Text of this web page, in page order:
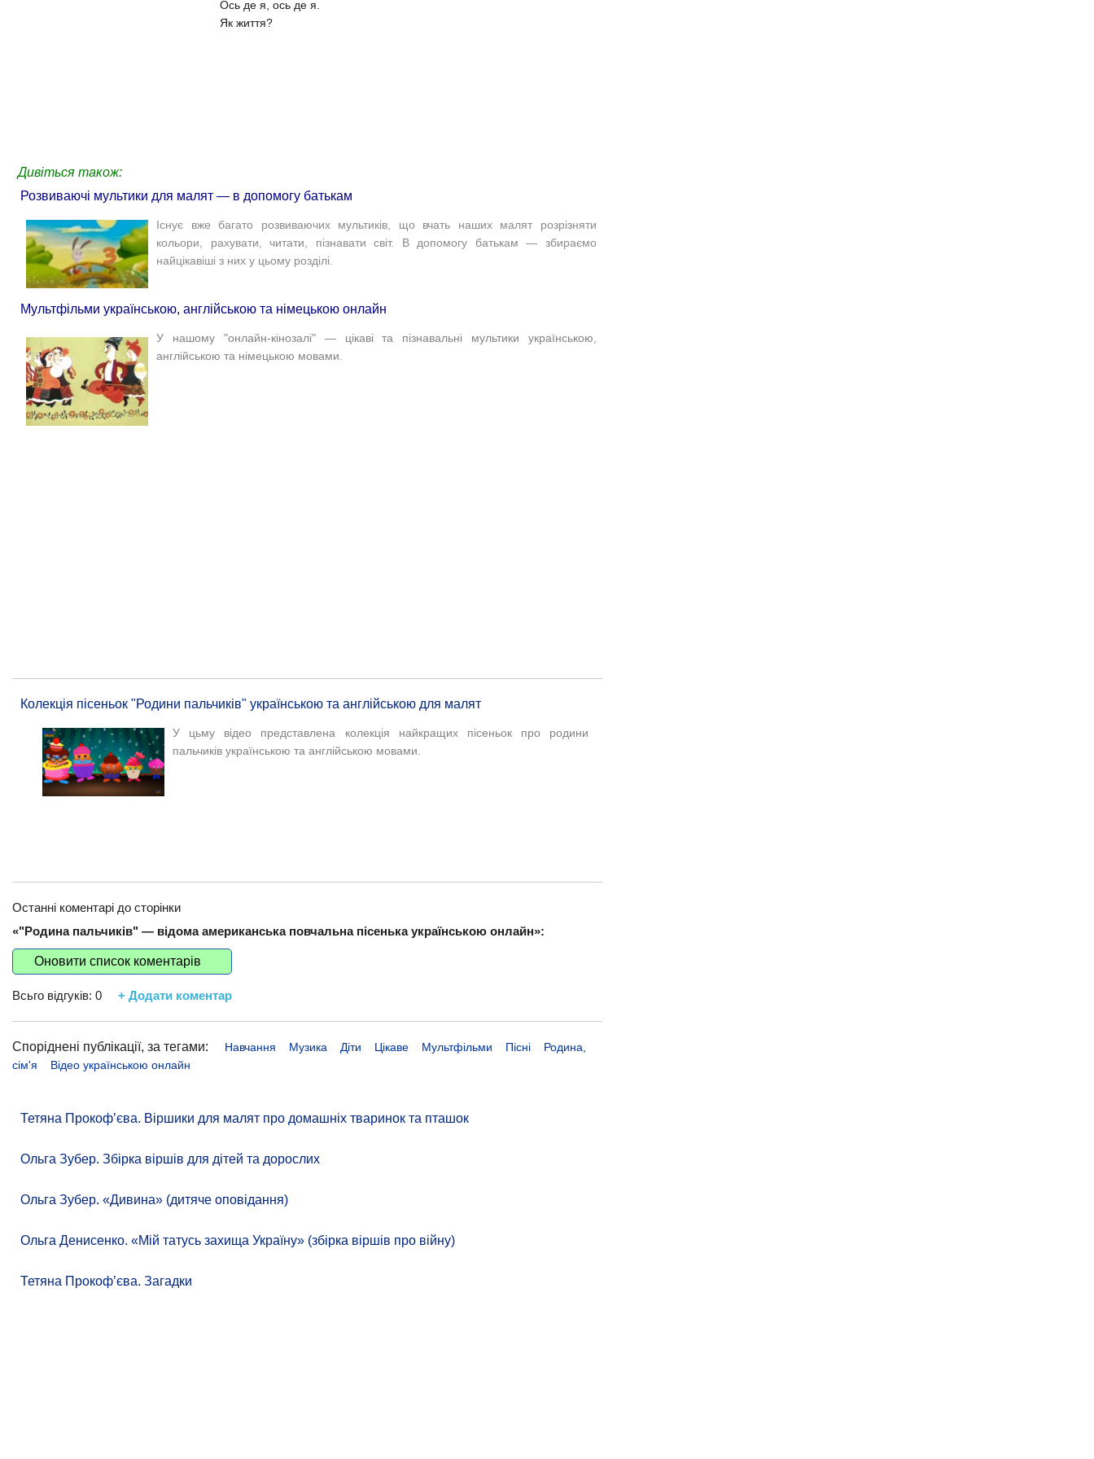
Ось де я, ось де я.
Як життя?
Дивіться також:
Розвиваючі мультики для малят — в допомогу батькам
Існує вже багато розвиваючих мультиків, що вчать наших малят розрізняти
кольори, рахувати, читати, пізнавати світ. В допомогу батькам — збираємо
найцікавіші з них у цьому розділі.
Мультфільми українською, англійською та німецькою онлайн
У нашому "онлайн-кінозалі" — цікаві та пізнавальні мультики українською,
англійською та німецькою мовами.
Колекція пісеньок "Родини пальчиків" українською та англійською для малят
У цьму відео представлена колекція найкращих пісеньок про родини
пальчиків українською та англійською мовами.
Останні коментарі до сторінки
«"Родина пальчиків" — відома американська повчальна пісенька українською онлайн»:
Оновити список коментарів
Всьго відгуків: 0 + Додати коментар
Споріднені публікації, за тегами: Навчання Музика Діти Цікаве Мультфільми Пісні
Родина,
сім'я
Відео українською онлайн
Тетяна Прокоф’єва. Віршики для малят про домашніх тваринок та пташок
Ольга Зубер. Збірка віршів для дітей та дорослих
Ольга Зубер. «Дивина» (дитяче оповідання)
Ольга Денисенко. «Мій татусь захища Україну» (збірка віршів про війну)
Тетяна Прокоф’єва. Загадки